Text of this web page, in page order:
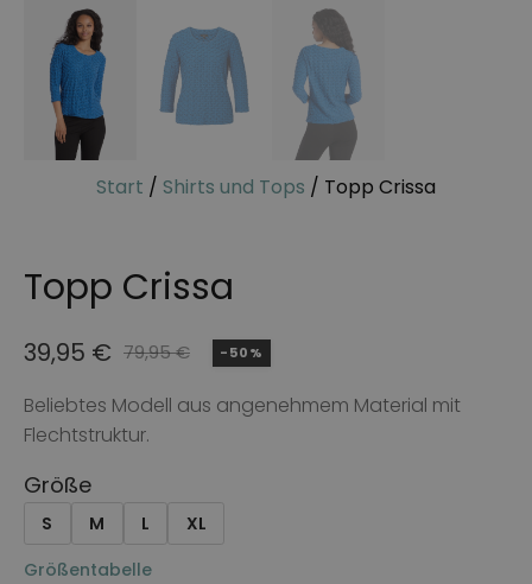
Start / Shirts und Tops / Topp Crissa
Topp Crissa
79,95€
Ursprünglicher
Preis
war:
79,95 €
39,95 €
Aktueller
Preis
ist:
39,95 €.
-50%
Beliebtes Modell aus angenehmem Material mit
Flechtstruktur.
Größe
S M L
XL
Größentabelle